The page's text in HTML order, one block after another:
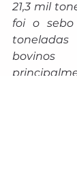
21,3 mil
foi o
bovinos